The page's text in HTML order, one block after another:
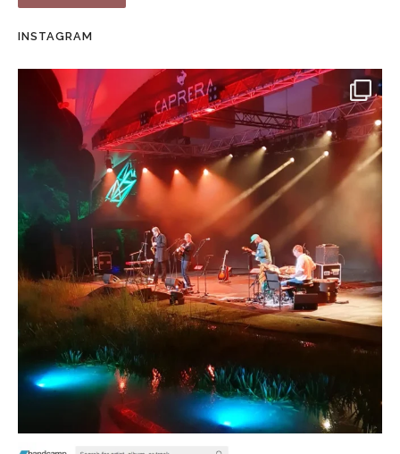
INSTAGRAM